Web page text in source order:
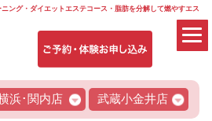
ング・ダイエットエステコース・脂肪を分解して燃やすエス
浜･関内店 武蔵小金井店